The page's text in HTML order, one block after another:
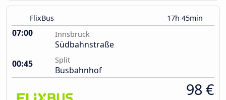
FlixBus 17h 45min
07:00 Innsbruck
Südbahnstraße
00:45
Split
Busbahnhof
98 €